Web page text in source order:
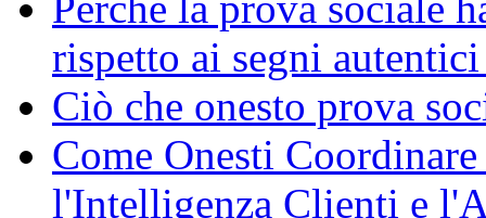
rispetto ai segni
Ciò che onesto prova
Come Onesti
l'Intelligenza Clienti e